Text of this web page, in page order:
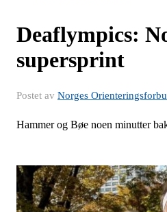
Deaflympics:
supersprint
Postet av Norges
Hammer og Bøe noen minutter